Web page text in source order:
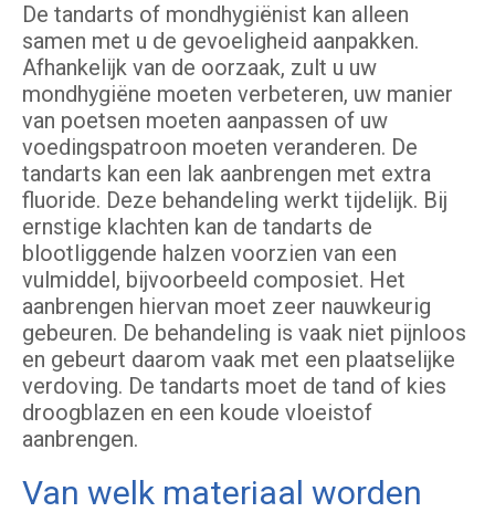
De tandarts of mondhygiënist kan alleen
samen met u de gevoeligheid aanpakken.
Afhankelijk van de oorzaak, zult u uw
mondhygiëne moeten verbeteren, uw manier
van poetsen moeten aanpassen of uw
voedingspatroon moeten veranderen. De
tandarts kan een lak aanbrengen met extra
fluoride. Deze behandeling werkt tijdelijk. Bij
ernstige klachten kan de tandarts de
blootliggende halzen voorzien van een
vulmiddel, bijvoorbeeld composiet. Het
aanbrengen hiervan moet zeer nauwkeurig
gebeuren. De behandeling is vaak niet pijnloos
en gebeurt daarom vaak met een plaatselijke
verdoving. De tandarts moet de tand of kies
droogblazen en een koude vloeistof
aanbrengen.
Van welk materiaal worden